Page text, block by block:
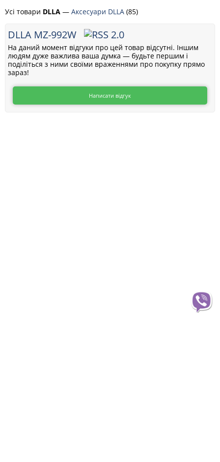
Усі товари DLLA — Аксесуари DLLA (85)
DLLA MZ-992W
На даний момент відгуки про цей товар відсутні. Іншим
людям дуже важлива ваша думка — будьте першим і
поділіться з ними своїми враженнями про покупку прямо
зараз!
Написати відгук